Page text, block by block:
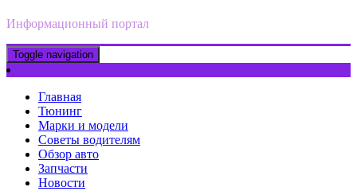
Информационный портал
Toggle navigation
Главная
Тюнинг
Марки и модели
Советы водителям
Обзор авто
Запчасти
Новости